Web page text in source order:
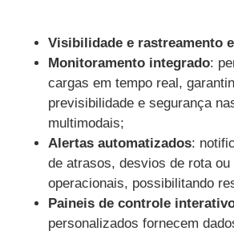
Visibilidade e rastreamento
Monitoramento integrado:
cargas em tempo real,
previsibilidade e segurança
multimodais;
Alertas automatizados:
de atrasos, desvios de rota ou
operacionais, possibilitando
Paineis de controle
personalizados fornecem